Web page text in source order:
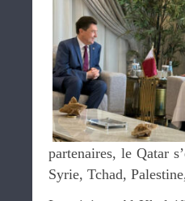
partenaires, le Qatar
Syrie, Tchad,